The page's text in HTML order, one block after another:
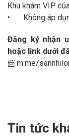
Khu khám VIP
•
Không áp
Đăng ký nhận
hoặc link dưới
📨 m.me/
Tin tức